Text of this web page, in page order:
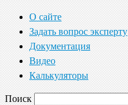
О сайте
Задать вопрос эксперту
Документация
Видео
Калькуляторы
Поиск